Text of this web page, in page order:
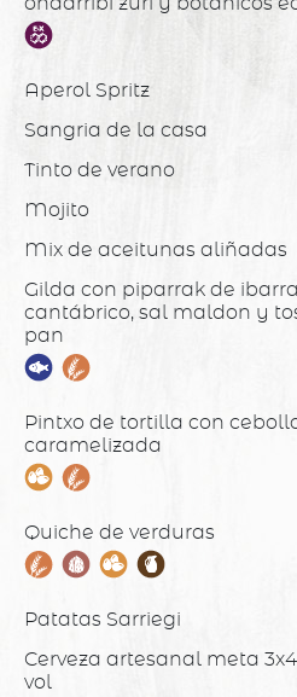
Aperol Spritz
Sangria de la casa
Tinto de verano
Mojito
Mix de aceitunas aliñadas
Gilda con piparrak de
cantábrico, sal maldon y
pan
Pintxo de tortilla con
caramelizada
Quiche de verduras
Patatas Sarriegi
Cerveza artesanal meta
vol